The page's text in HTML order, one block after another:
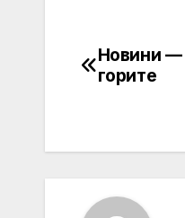
Post
Новини —
горите